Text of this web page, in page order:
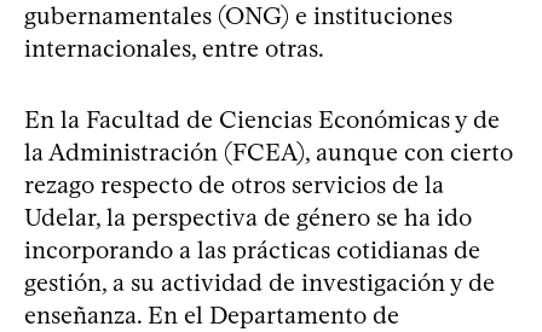
gubernamentales (ONG) e instituciones
internacionales, entre otras.
En la Facultad de Ciencias Económicas y de
la Administración (FCEA), aunque con cierto
rezago respecto de otros servicios de la
Udelar, la perspectiva de género se ha ido
incorporando a las prácticas cotidianas de
gestión, a su actividad de investigación y de
enseñanza. En el Departamento de